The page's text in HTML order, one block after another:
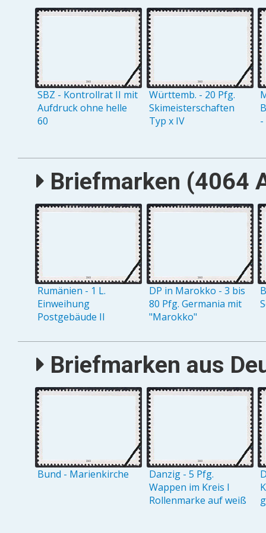
SBZ - Kontrollrat II mit
Aufdruck ohne helle
60
Württemb. - 20 Pfg.
Skimeisterschaften
Typ x IV
Briefmarken (4064
Rumänien - 1 L.
Einweihung
Postgebäude II
DP in Marokko - 3 bis
80 Pfg. Germania mit
"Marokko"
Briefmarken aus
Bund - Marienkirche
Danzig - 5 Pfg.
Wappen im Kreis I
Rollenmarke auf weiß